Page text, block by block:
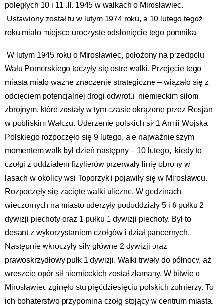
poległych 10 i 11 .II. 1945 w walkach o Mirosławiec.
Ustawiony został tu w lutym 1974 roku, a 10 lutego tegoż
roku miało miejsce uroczyste odsłonięcie tego pomnika.
W lutym 1945 roku o Mirosławiec, położony na przedpolu
Wału Pomorskiego toczyły się ostre walki. Przejęcie tego
miasta miało ważne znaczenie strategiczne – wiązało się z
odcięciem potencjalnej drogi odwrotu niemieckim siłom
zbrojnym, które zostały w tym czasie okrążone przez Rosjan
w pobliskim Wałczu. Uderzenie polskich sił 1 Armii Wojska
Polskiego rozpoczęło się 9 lutego, ale najważniejszym
momentem walk był dzień następny – 10 lutego, kiedy to
czołgi z oddziałem fizylierów przerwały linię obrony w
lasach w okolicy wsi Toporzyk i pojawiły się w Mirosławcu.
Rozpoczęły się zacięte walki uliczne. W godzinach
wieczornych na miasto uderzyły pododdziały 5 i 6 pułku 2
dywizji piechoty oraz 1 pułku 1 dywizji piechoty. Był to
desant z wykorzystaniem czołgów i dział pancernych.
Następnie wkroczyły siły główne 2 dywizji oraz
prawoskrzydłowy pułk 1 dywizji. Walki trwały do północy, aż
wreszcie opór sił niemieckich został złamany. W bitwie o
Mirosławiec zginęło stu pięćdziesięciu polskich żołnierzy. To
ich bohaterstwo przypomina czołg stojący w centrum miasta.